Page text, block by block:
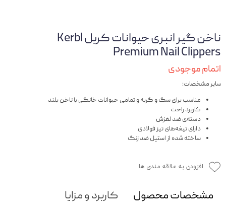
ناخن گیر انبری حیوانات کربل Kerbl
Premium Nail Clippers
اتمام موجودی
سایر مشخصات:
مناسب برای سگ و گربه و تمامی حیوانات خانگی با ناخن بلند
کاربرد راحت
دسته‌ی ضد لغزش
دارای تیغه‌های تیز فولادی
ساخته شده از استیل ضد زنگ
افزودن به علاقه مندی ها
مشخصات محصول
کاربرد و مزایا